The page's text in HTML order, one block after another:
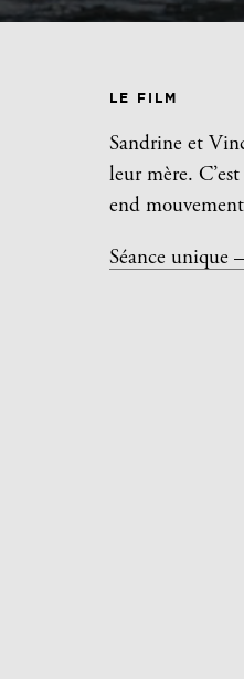
LE FILM
Sandrine et
leur mère.
end
Séance unique